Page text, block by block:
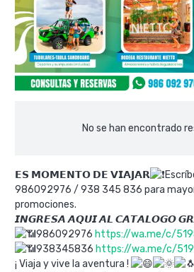
No se han encontrado
𝗘𝗦 𝗠𝗢𝗠𝗘𝗡𝗧𝗢 𝗗𝗘 𝗩𝗜𝗔𝗝𝗔𝗥
986092976 / 938 345 836 para
promociones.
𝙄𝙉𝙂𝙍𝙀𝙎𝘼 𝘼𝙌𝙐𝙄 𝘼𝙇 𝘾𝘼𝙏𝘼𝙇𝙊𝙂𝙊
986092976 https://wa.me/c/
938345836 https://wa.me/c/
¡ Viaja y vive la aventura !